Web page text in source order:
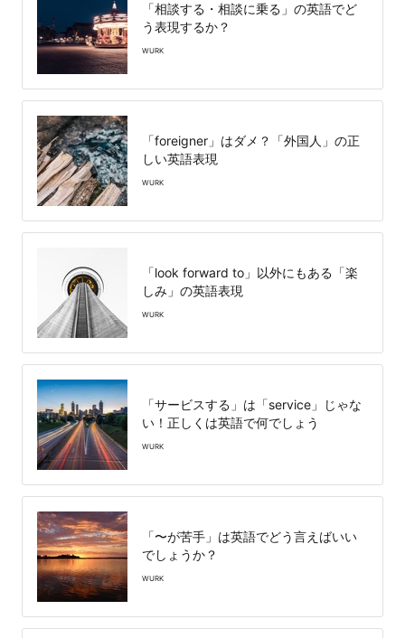
「相談する・相談に乗る」の英語でど
う表現するか？
WURK
「foreigner」はダメ？「外国人」の正
しい英語表現
WURK
「look forward to」以外にもある「楽
しみ」の英語表現
WURK
「サービスする」は「service」じゃな
い！正しくは英語で何でしょう
WURK
「〜が苦手」は英語でどう言えばいい
でしょうか？
WURK